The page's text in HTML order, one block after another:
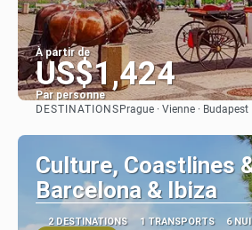
À partir de
US$1,424
Par personne
DESTINATIONS Prague · Vienne · Budapest
Culture, Coastlines
Barcelona & Ibiza
2 DESTINATIONS 1 TRANSPORTS 6